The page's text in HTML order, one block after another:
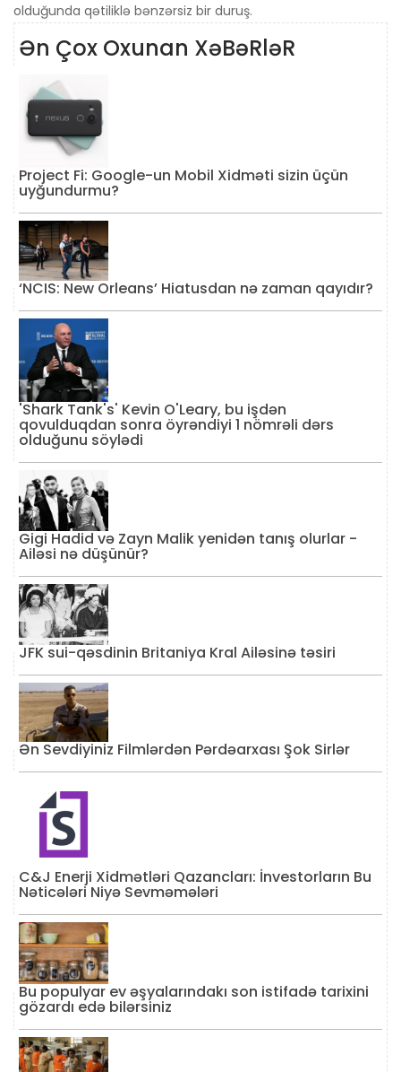
olduğunda qətiliklə bənzərsiz bir duruş.
Ən Çox Oxunan XəBəRləR
Project Fi: Google-un Mobil Xidməti sizin üçün
uyğundurmu?
‘NCIS: New Orleans’ Hiatusdan nə zaman qayıdır?
'Shark Tank's' Kevin O'Leary, bu işdən
qovulduqdan sonra öyrəndiyi 1 nömrəli dərs
olduğunu söylədi
Gigi Hadid və Zayn Malik yenidən tanış olurlar -
Ailəsi nə düşünür?
JFK sui-qəsdinin Britaniya Kral Ailəsinə təsiri
Ən Sevdiyiniz Filmlərdən Pərdəarxası Şok Sirlər
C&J Enerji Xidmətləri Qazancları: İnvestorların Bu
Nəticələri Niyə Sevməmələri
Bu populyar ev əşyalarındakı son istifadə tarixini
gözardı edə bilərsiniz